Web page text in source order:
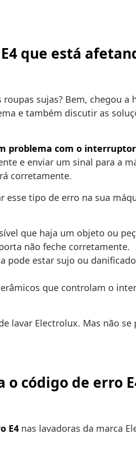
que está
sujas? Bem, chegou a
e também discutir as
problema com o
e enviar um sinal para a
corretamente.
esse tipo de erro na sua
que haja um objeto ou
não feche corretamente.
pode estar sujo ou
que controlam o
lavar Electrolux. Mas não
código de erro
E4 nas lavadoras da marca